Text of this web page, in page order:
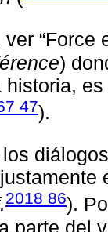
“Force
)
historia,
47).
2018 86).
parte del